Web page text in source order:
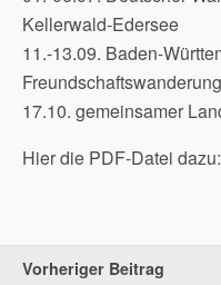
Kellerwald-Edersee
11.-13.09. Baden-
17.10. gemeinsamer
Hier die PDF-Datei dazu:
Vorheriger Beitrag